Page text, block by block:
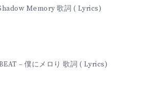
Memory 歌詞 ( Lyrics)
– 僕にメロり 歌詞 ( Lyrics)